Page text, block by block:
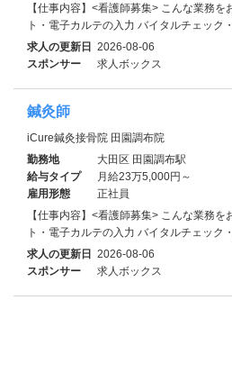
【仕事内容】<看護師募集> こんな業務
ト・電子カルテの入力 バイタルチェック
求人の更新日 2026-08-06
スポンサー
求人ボックス
鍼灸師
iCure鍼灸接骨院 田園調布院
勤務地
大田区 田園調布駅
給与タイプ
月給23万5,000円～
雇用形態
正社員
【仕事内容】<看護師募集> こんな業務
ト・電子カルテの入力 バイタルチェック
求人の更新日 2026-08-06
スポンサー
求人ボックス